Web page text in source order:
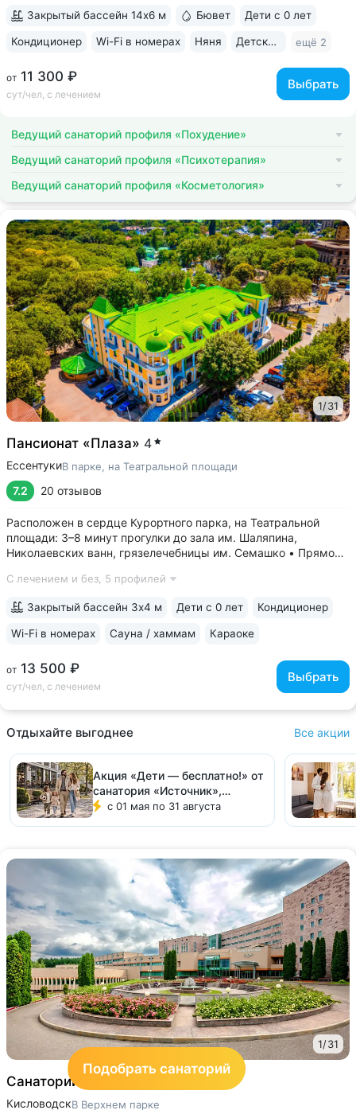
от 11 300 ₽
сут/чел, с лечением
Выбрать
Закрытый бассейн 14х6 м Бювет Дети с 0 лет
Кондиционер Wi-Fi в номерах Няня Детская комната ещё 2
Ведущий санаторий профиля «Похудение»
Ведущий санаторий профиля «Психотерапия»
Ведущий санаторий профиля «Косметология»
1/31
Пансионат «Плаза» 4
ЕссентукиВ парке, на Театральной площади
7.2 20 отзывов
Расположен в сердце Курортного парка, на Театральной
площади: 3–8 минут прогулки до зала им. Шаляпина,
Николаевских ванн, грязелечебницы им. Семашко • Прямой
№ 4» — 5 минут прогулки • Всего 27 номеров — спокойно,
С лечением и без, 5 профилей
от 13 500 ₽
сут/чел, с лечением
Выбрать
Закрытый бассейн 3х4 м Дети с 0 лет Кондиционер
Wi-Fi в номерах Сауна / хаммам Караоке
Отдыхайте выгоднее Все акции
Акция «Дети — бесплатно!» от
санатория «Источник»,
Ессентуки
с 01 мая по 31 августа
1/31
Санаторий «Заря»
КисловодскВ Верхнем парке
Подобрать санаторий